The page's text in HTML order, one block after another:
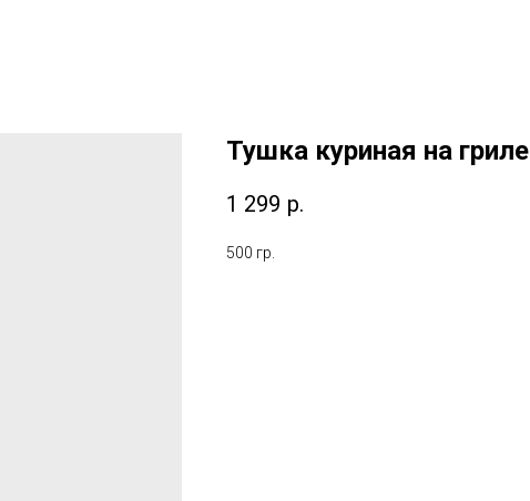
Тушка куриная на гриле
1 299 р.
500 гр.